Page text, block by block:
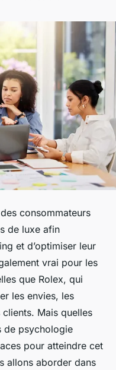
consommateurs
de luxe afin
et d’optimiser leur
vrai pour les
que Rolex, qui
les envies, les
Mais quelles
de psychologie
pour atteindre cet
allons aborder dans